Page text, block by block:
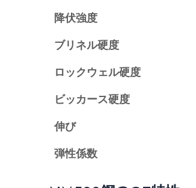
降伏強度
ブリネル硬度
ロックウェル硬度
ビッカース硬度
伸び
弾性係数